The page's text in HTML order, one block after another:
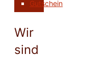
Gutschein
Wir
sind